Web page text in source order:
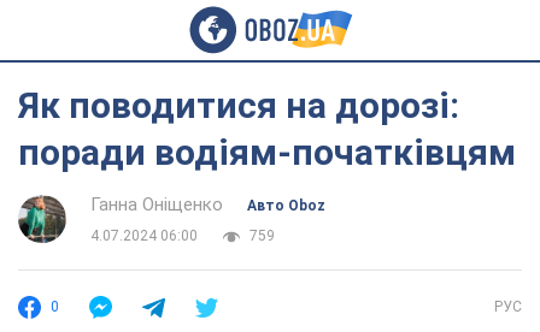
Як поводитися на дорозі:
поради водіям-початківцям
Ганна Оніщенко
Авто Oboz
4.07.2024 06:00
759
0 РУС